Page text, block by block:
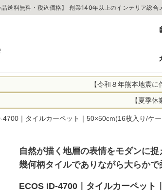
品送料無料・税込価格】 創業140年以上のインテリア総
【令和８年熊本地震に
令和8年熊本地震により、お亡くなりになられた方
に心よりお見舞い申し上げます。 この地震の影響
生じております。
・全国から九州あてのお荷物
・九州から全国あてのお荷物
なお、今後の被害状況や交通規制などにより、対
【夏季休
は2026年8月11日(火)～2026年8月16日(日)
まで
オーダー商品など、詳しくはこちらから
4700｜タイルカーペット｜50×50cm(16枚入り/ケ
自然が描く地層の表情をモダンに捉
幾何柄タイルでありながら大らかで
ECOS iD-4700｜タイルカーペット